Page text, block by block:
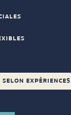
EXPÉRIENCE$